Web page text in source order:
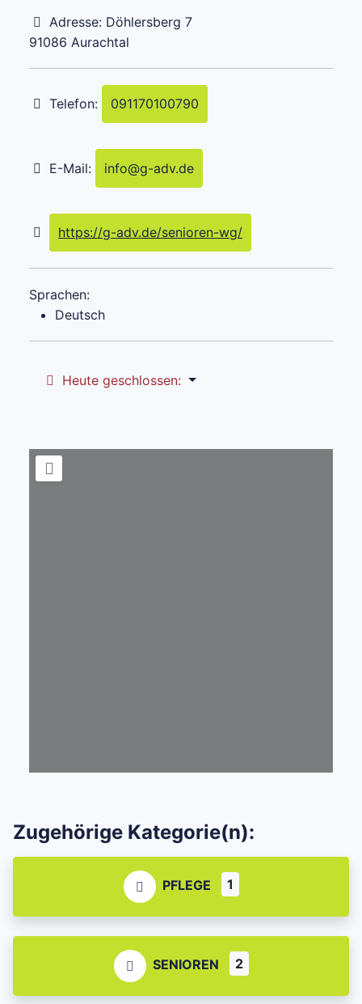
Adresse: Döhlersberg 7
91086 Aurachtal
Telefon: 091170100790
E-Mail: info@g-adv.de
https://g-adv.de/senioren-wg/
Sprachen:
Deutsch
Heute geschlossen:
Zugehörige Kategorie(n):
PFLEGE 1
SENIOREN 2